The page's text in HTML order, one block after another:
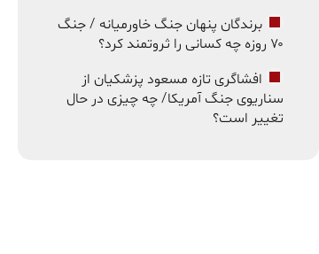
برندگان پنهان جنگ خاورمیانه / جنگ
۷۰ روزه چه کسانی را ثروتمند کرد؟
افشاگری تازه مسعود پزشکیان از
سناریوی جنگ آمریکا/ چه چیزی در حال
تغییر است؟